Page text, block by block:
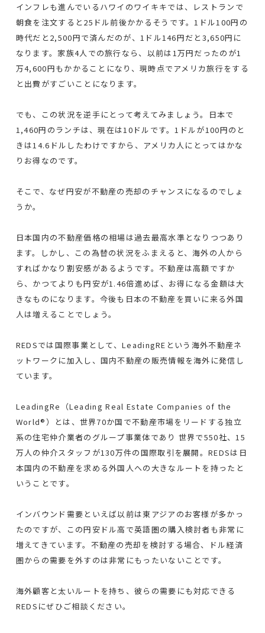
インフレも進んでいるハワイのワイキキでは、レストランで
朝食を注文すると25ドル前後かかるそうです。1ドル100円の
時代だと2,500円で済んだのが、1ドル146円だと3,650円に
なります。家族4人での旅行なら、以前は1万円だったのが1
万4,600円もかかることになり、現時点でアメリカ旅行をする
と出費がすごいことになります。
でも、この状況を逆手にとって考えてみましょう。日本で
1,460円のランチは、現在は10ドルです。1ドルが100円のと
きは14.6ドルしたわけですから、アメリカ人にとってはかな
りお得なのです。
そこで、なぜ円安が不動産の売却のチャンスになるのでしょ
うか。
日本国内の不動産価格の相場は過去最高水準となりつつあり
ます。しかし、この為替の状況をふまえると、海外の人から
すればかなり割安感があるようです。不動産は高額ですか
ら、かつてよりも円安が1.46倍進めば、お得になる金額は大
きなものになります。今後も日本の不動産を買いに来る外国
人は増えることでしょう。
REDSでは国際事業として、LeadingREという海外不動産ネ
ットワークに加入し、国内不動産の販売情報を海外に発信し
ています。
LeadingRe（Leading Real Estate Companies of the
World®）とは、世界70か国で不動産市場をリードする独立
系の住宅仲介業者のグループ事業体であり 世界で550社、15
万人の仲介スタッフが130万件の国際取引を展開。REDSは日
本国内の不動産を求める外国人への大きなルートを持ったと
いうことです。
インバウンド需要といえば以前は東アジアのお客様が多かっ
たのですが、この円安ドル高で英語圏の購入検討者も非常に
増えてきています。不動産の売却を検討する場合、ドル経済
圏からの需要を外すのは非常にもったいないことです。
海外顧客と太いルートを持ち、彼らの需要にも対応できる
REDSにぜひご相談ください。